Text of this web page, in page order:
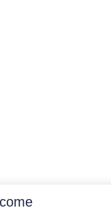
Publish at Calameo